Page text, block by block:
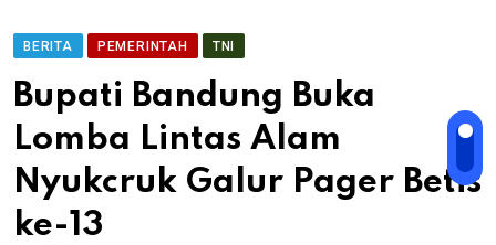
BERITA PEMERINTAH TNI
Bupati Bandung Buka
Lomba Lintas Alam
Nyukcruk Galur Pager Betis
ke-13